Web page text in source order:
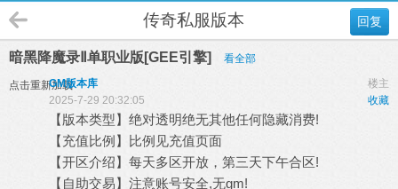
回复
传奇私服版本
暗黑降魔录Ⅱ单职业版[GEE引擎] 看全部
点击重新加载 楼主
GM版本库
收藏
2025-7-29 20:32:05
【版本类型】绝对透明绝无其他任何隐藏消费!
【充值比例】比例见充值页面
【开区介绍】每天多区开放，第三天下午合区!
【自助交易】注意账号安全,无gm!